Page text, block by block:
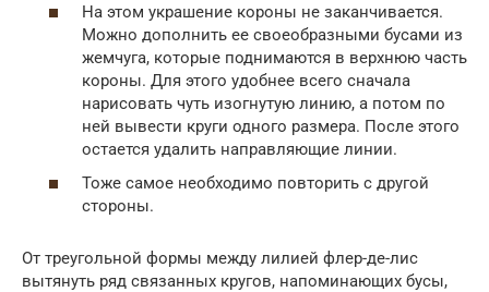
На этом украшение короны не заканчивается.
Можно дополнить ее своеобразными бусами из
жемчуга, которые поднимаются в верхнюю часть
короны. Для этого удобнее всего сначала
нарисовать чуть изогнутую линию, а потом по
ней вывести круги одного размера. После этого
остается удалить направляющие линии.
Тоже самое необходимо повторить с другой
стороны.
От треугольной формы между лилией флер-де-лис
вытянуть ряд связанных кругов, напоминающих бусы,